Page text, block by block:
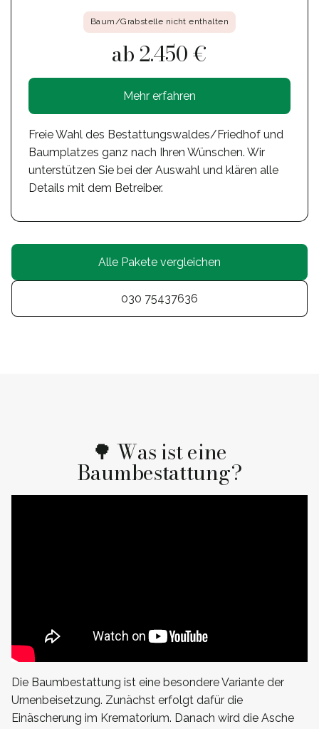
Baum/Grabstelle nicht enthalten
ab 2.450 €
Mehr erfahren
Freie Wahl des Bestattungswaldes/Friedhof und
Baumplatzes ganz nach Ihren Wünschen. Wir
unterstützen Sie bei der Auswahl und klären alle
Details mit dem Betreiber.
Alle Pakete vergleichen
030 75437636
🌳 Was ist eine
Baumbestattung?
Die Baumbestattung ist eine besondere Variante der
Urnenbeisetzung. Zunächst erfolgt dafür die
Einäscherung im Krematorium. Danach wird die Asche